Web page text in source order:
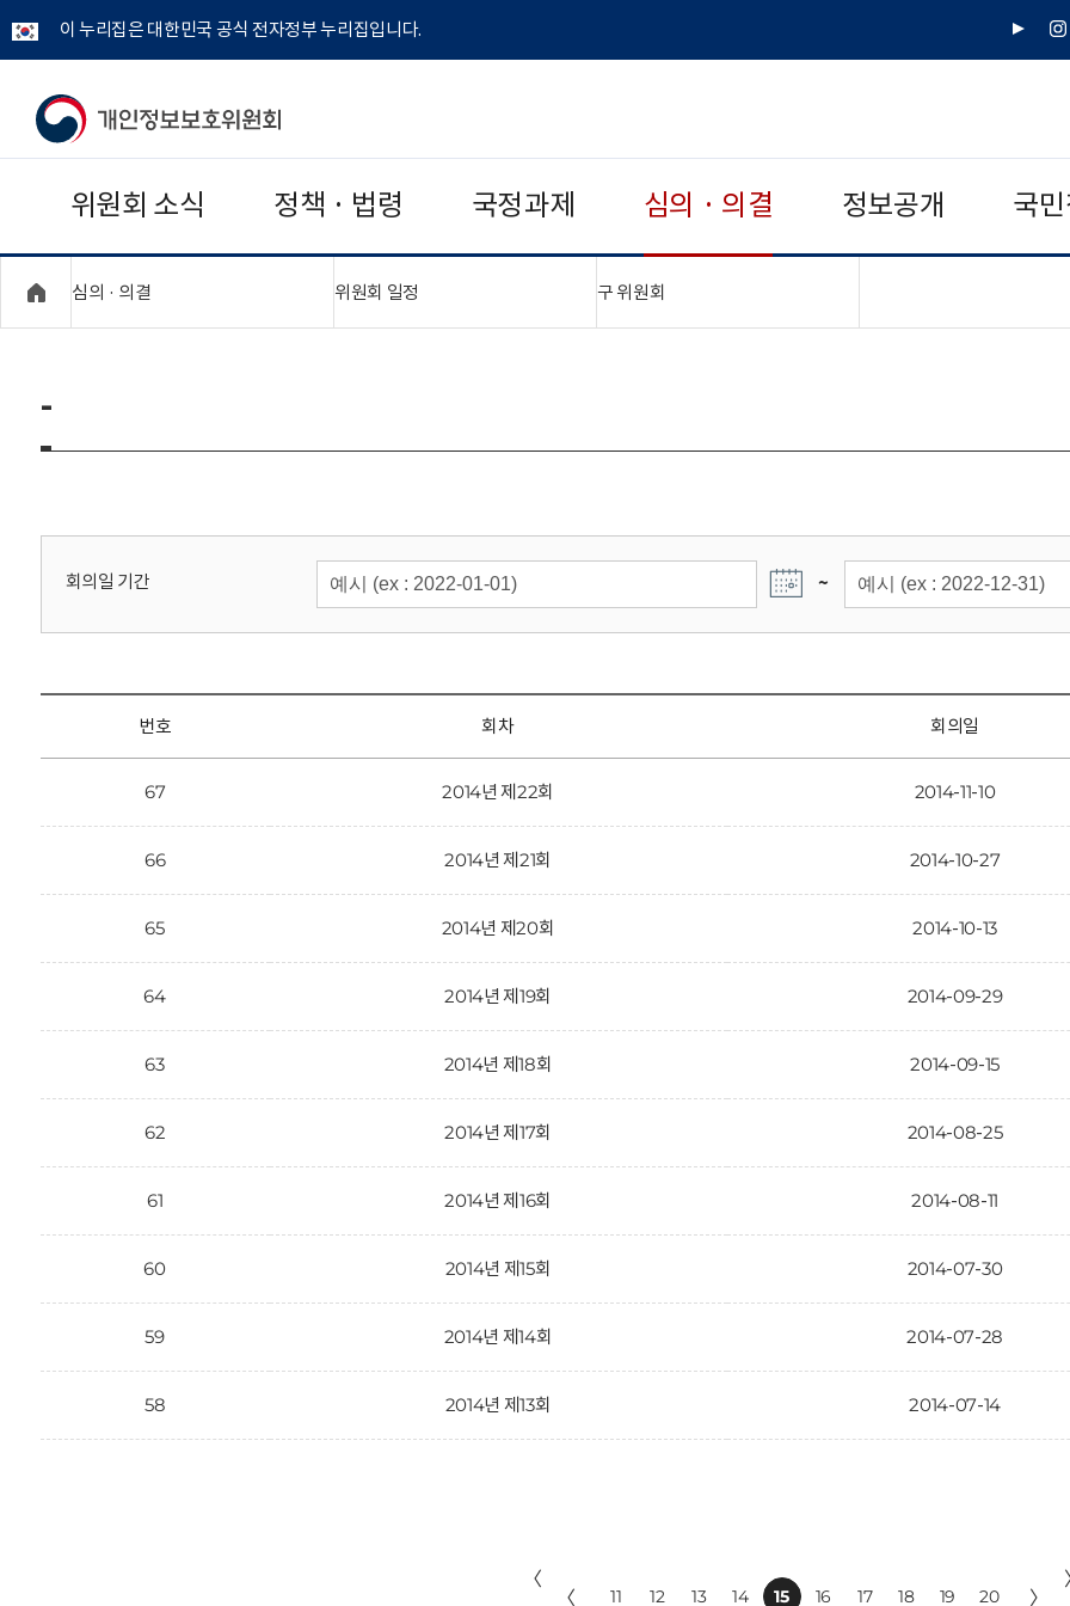
이 누리집은 대한민국 공식 전자정부 누리집입니다.
유
인
개
보
보
위
회
위원회 소식 정책 · 법령 국정과제 심의 · 의결 정보공개 국
심의 · 의결 위원회 일정 구 위원회
-
회의일 기간 ~
번호 회차 회의일
67 2014년 제22회 2014-11-10
66 2014년 제21회 2014-10-27
65 2014년 제20회 2014-10-13
64 2014년 제19회 2014-09-29
63 2014년 제18회 2014-09-15
62 2014년 제17회 2014-08-25
61 2014년 제16회 2014-08-11
60 2014년 제15회 2014-07-30
59 2014년 제14회 2014-07-28
58 2014년 제13회 2014-07-14
〈
〈 11 12 13 14 15 16 17 18 19 20 〉